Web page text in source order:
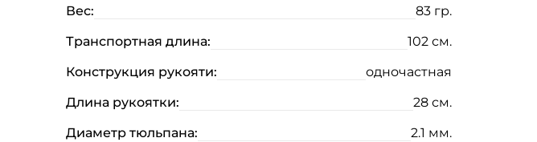
Вес:
83 гр.
Транспортная длина:
102 см.
Конструкция рукояти:
одночастная
Длина рукоятки:
28 см.
Диаметр тюльпана:
2.1 мм.